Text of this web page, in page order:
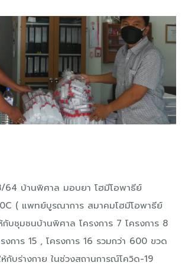
64 บ้านพิศาล มอบยา โฮมีโอพาธีย์
( แพทย์บูรณาการ สมาคมโฮมีโอพาธีย์
กับชุมชนบ้านพิศาล โครงการ 7 โครงการ 8
งการ 15 , โครงการ 16 รวมกว่า 600 ขวด
กับร่างกาย ในช่วงสถานการณ์โควิด-19